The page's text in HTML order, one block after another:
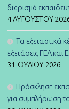
διορισμό
4 ΑΥΓΟΎΣΤΟΥ
Τα εξεταστικά
εξετάσεις ΓΕΛ και
31 ΙΟΥΛΊΟΥ 2026
Πρόσκληση
για συμπλήρωση